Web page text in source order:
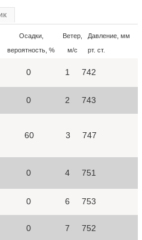
Осадки,
вероятность, %
Ветер,
м/с
Давление, мм
рт. ст.
0 1 742
0 2 743
60 3 747
0 4 751
0 6 753
0 7 752